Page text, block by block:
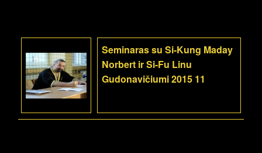
Seminaras su Si-Kung Maday
Norbert ir Si-Fu Linu
Gudonavičiumi 2015 11